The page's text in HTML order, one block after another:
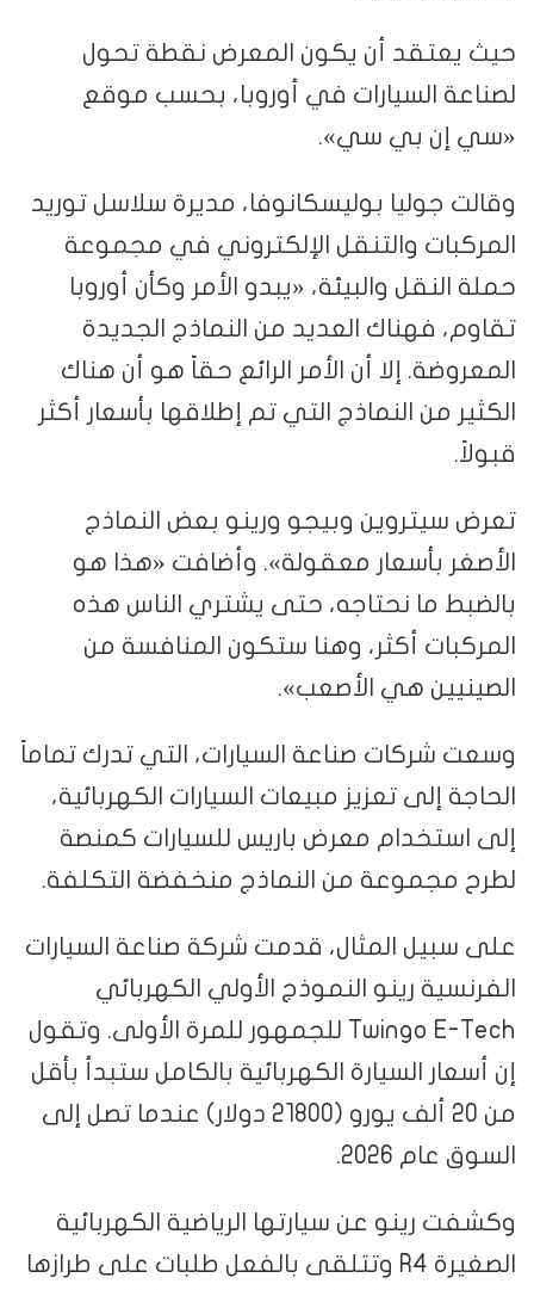
حيث يعتقد أن يكون المعرض نقطة تحول
لصناعة السيارات في أوروبا، بحسب موقع
«سي إن بي سي».
وقالت جوليا بوليسكانوفا، مديرة سلاسل توريد
المركبات والتنقل الإلكتروني في مجموعة
حملة النقل والبيئة، «يبدو الأمر وكأن أوروبا
تقاوم، فهناك العديد من النماذج الجديدة
المعروضة. إلا أن الأمر الرائع حقاً هو أن هناك
الكثير من النماذج التي تم إطلاقها بأسعار أكثر
قبولاً.
تعرض سيتروين وبيجو ورينو بعض النماذج
الأصغر بأسعار معقولة». وأضافت «هذا هو
بالضبط ما نحتاجه، حتى يشتري الناس هذه
المركبات أكثر، وهنا ستكون المنافسة من
الصينيين هي الأصعب».
وسعت شركات صناعة السيارات، التي تدرك تماماً
الحاجة إلى تعزيز مبيعات السيارات الكهربائية،
إلى استخدام معرض باريس للسيارات كمنصة
لطرح مجموعة من النماذج منخفضة التكلفة.
على سبيل المثال، قدمت شركة صناعة السيارات
الفرنسية رينو النموذج الأولي الكهربائي
Twingo E-Tech للجمهور للمرة الأولى. وتقول
إن أسعار السيارة الكهربائية بالكامل ستبدأ بأقل
من 20 ألف يورو (21800 دولار) عندما تصل إلى
السوق عام 2026.
وكشفت رينو عن سيارتها الرياضية الكهربائية
الصغيرة R4 وتتلقى بالفعل طلبات على طرازها